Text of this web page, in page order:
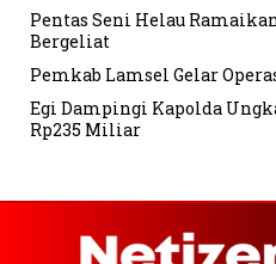
Pentas Seni Helau
Bergeliat
Pemkab Lamsel Gelar
Egi Dampingi Kapolda
Rp235 Miliar